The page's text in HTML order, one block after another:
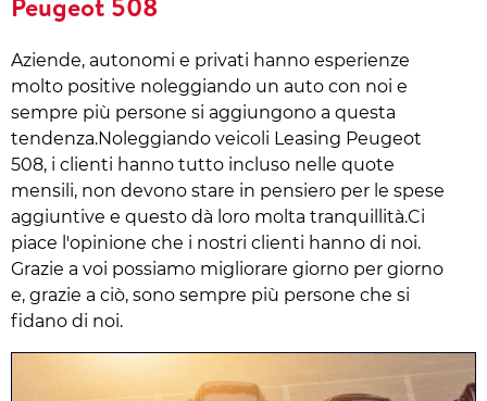
Aziende, autonomi e privati hanno esperienze
molto positive noleggiando un auto con noi e
sempre più persone si aggiungono a questa
tendenza.Noleggiando veicoli Leasing Peugeot
508, i clienti hanno tutto incluso nelle quote
mensili, non devono stare in pensiero per le spese
aggiuntive e questo dà loro molta tranquillità.Ci
piace l'opinione che i nostri clienti hanno di noi.
Grazie a voi possiamo migliorare giorno per giorno
e, grazie a ciò, sono sempre più persone che si
fidano di noi.